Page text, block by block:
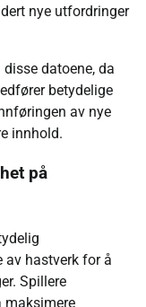
nye utfordringer
datoene, da
betydelige
av nye
innhold.
på
av hastverk for å
Spillere
maksimere